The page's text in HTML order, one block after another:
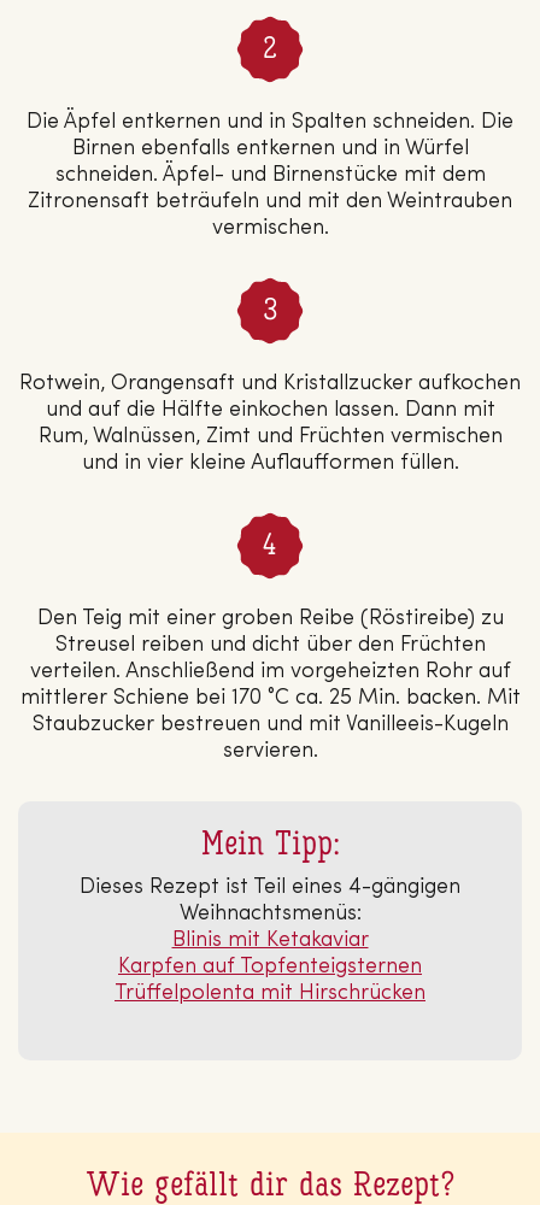
Die Äpfel entkernen und in Spalten schneiden. Die
Birnen ebenfalls entkernen und in Würfel
schneiden. Äpfel- und Birnenstücke mit dem
Zitronensaft beträufeln und mit den Weintrauben
vermischen.
Rotwein, Orangensaft und Kristallzucker aufkochen
und auf die Hälfte einkochen lassen. Dann mit
Rum, Walnüssen, Zimt und Früchten vermischen
und in vier kleine Auflaufformen füllen.
Den Teig mit einer groben Reibe (Röstireibe) zu
Streusel reiben und dicht über den Früchten
verteilen. Anschließend im vorgeheizten Rohr auf
mittlerer Schiene bei 170 °C ca. 25 Min. backen. Mit
Staubzucker bestreuen und mit Vanilleeis-Kugeln
servieren.
Mein Tipp:
Dieses Rezept ist Teil eines 4-gängigen
Weihnachtsmenüs:
Blinis mit Keta­ka­vi­ar
Karpfen auf Top­fen­teigs­ter­nen
Trüf­fel­po­len­ta mit Hirsch­rü­cken
Wie gefällt dir das Rezept?